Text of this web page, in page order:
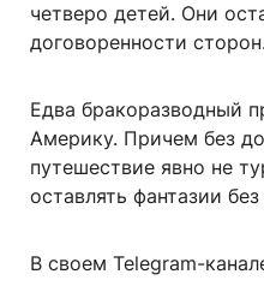
четверо детей. Они
договоренности сторон.
Едва бракоразводный
Америку. Причем без
путешествие явно не
оставлять фантазии без
В своем Telegram-